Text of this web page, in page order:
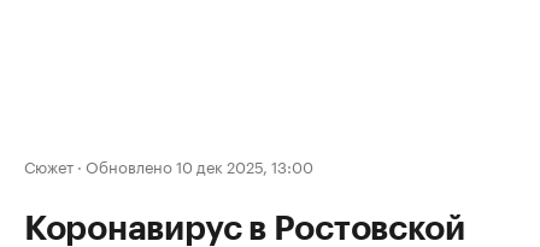
Сюжет · Обновлено 10 дек 2025, 13:00
Коронавирус в Ростовской